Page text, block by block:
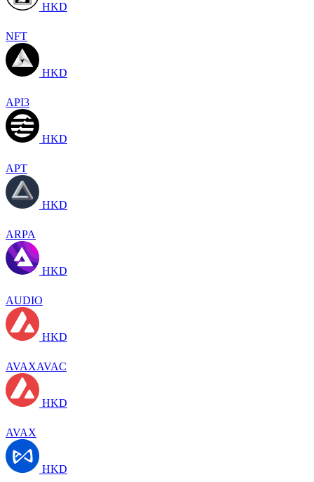
HKD
NFT
HKD
API3
HKD
APT
HKD
ARPA
HKD
AUDIO
HKD
AVAXAVAC
HKD
AVAX
HKD